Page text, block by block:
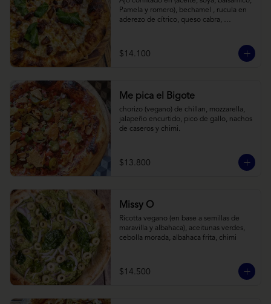
Pamela y romero), bechamel , rucula en
aderezo de cítrico, queso cabra,
$14.100
Me pica el Bigote
chorizo (vegano) de chillan, mozzarella,
jalapeño encurtido, pico de gallo, nachos
de caseros y chimi.
$13.800
Missy O
Ricotta vegano (en base a semillas de
maravilla y albahaca), aceitunas verdes,
cebolla morada, albahaca frita, chimi
$14.500